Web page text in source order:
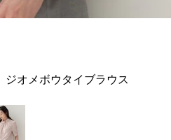
ジオメボウタイブラウス